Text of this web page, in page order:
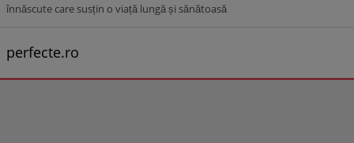
înnăscute care susțin o viață lungă și sănătoasă
perfecte.ro